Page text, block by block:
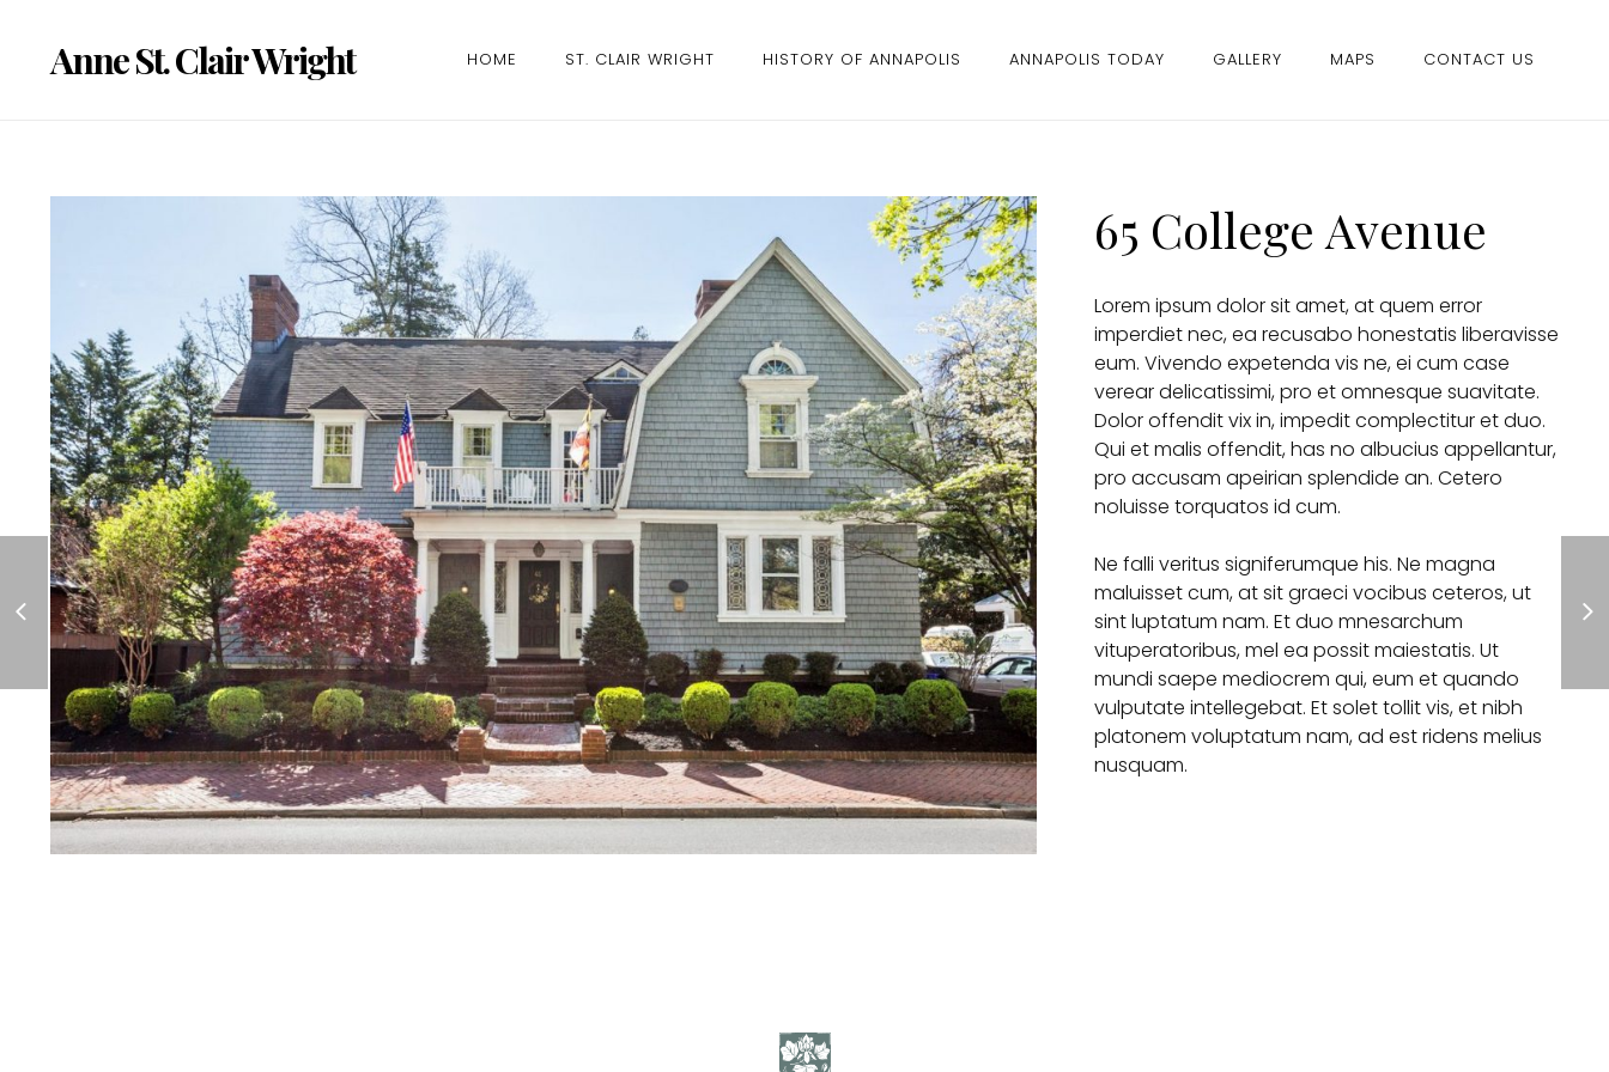
Anne St. Clair Wright HOME ST. CLAIR WRIGHT HISTORY OF ANNAPOLIS ANNAPOLIS TODAY GALLERY MAPS CONTACT US
65 College Avenue
Lorem ipsum dolor sit amet, at quem error
imperdiet nec, ea recusabo honestatis liberavisse
eum. Vivendo expetenda vis ne, ei cum case
verear delicatissimi, pro et omnesque suavitate.
Dolor offendit vix in, impedit complectitur et duo.
Qui et malis offendit, has no albucius appellantur,
pro accusam apeirian splendide an. Cetero
noluisse torquatos id cum.
Ne falli veritus signiferumque his. Ne magna
maluisset cum, at sit graeci vocibus ceteros, ut
sint luptatum nam. Et duo mnesarchum
vituperatoribus, mel ea possit maiestatis. Ut
mundi saepe mediocrem qui, eum et quando
vulputate intellegebat. Et solet tollit vis, et nibh
platonem voluptatum nam, ad est ridens melius
nusquam.